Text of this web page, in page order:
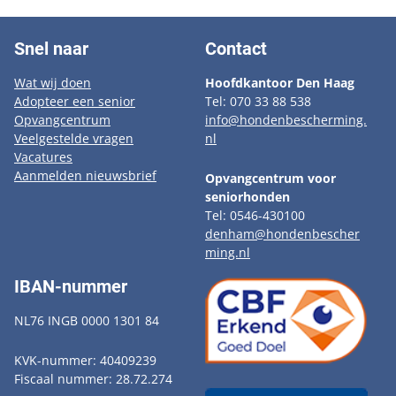
Snel naar
Wat wij doen
Adopteer een senior
Opvangcentrum
Veelgestelde vragen
Vacatures
Aanmelden nieuwsbrief
Contact
Hoofdkantoor Den Haag
Tel: 070 33 88 538
info@hondenbescherming.
nl
Opvangcentrum voor
seniorhonden
Tel: 0546-430100
denham@hondenbescher
ming.nl
IBAN-nummer
NL76 INGB 0000 1301 84
KVK-nummer: 40409239
Fiscaal nummer: 28.72.274